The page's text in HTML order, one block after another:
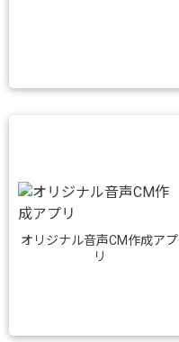
オリジナル音声CM作成アプ
リ